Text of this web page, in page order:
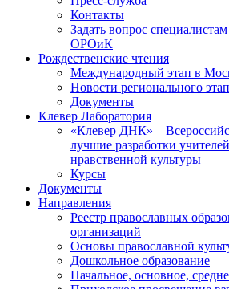
Контакты
Задать вопрос
ОРОиК
Рождественские чтения
Международный этап в
Новости регионального
Документы
Клевер Лаборатория
«Клевер ДНК» –
лучшие разработки
нравственной культуры
Курсы
Документы
Направления
Реестр православных
организаций
Основы православной
Дошкольное образование
Начальное, основное,